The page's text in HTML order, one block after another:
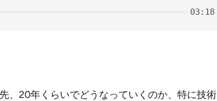
03:18
、20年くらいでどうなっていくのか、特に技術